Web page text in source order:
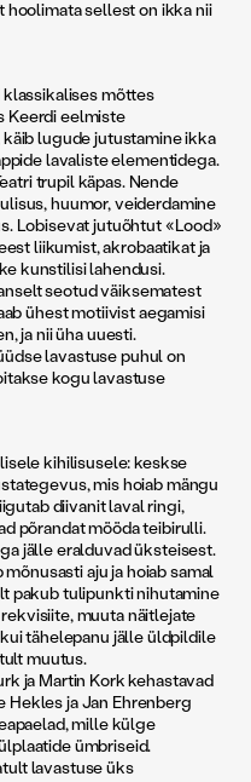
hoolimata sellest on ikka nii
mõttes
Keerdi eelmiste
lugude jutustamine ikka
lavaliste elementidega.
trupil käpas. Nende
huumor, veiderdamine
Lobisevat jutuõhtut «Lood»
liikumist, akrobaatikat ja
kunstilisi lahendusi.
seotud väiksematest
ühest motiivist aegamisi
ja nii üha uuesti.
lavastuse puhul on
kogu lavastuse
kihilisusele: keskse
mis hoiab mängu
diivanit laval ringi,
põrandat mööda teibirulli.
jälle eralduvad üksteisest.
aju ja hoiab samal
pakub tulipunkti nihutamine
muuta näitlejate
tähelepanu jälle üldpildile
muutus.
ja Martin Kork kehastavad
Hekles ja Jan Ehrenberg
mille külge
ümbriseid.
lavastuse üks